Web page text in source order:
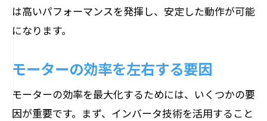
は高いパフォーマンスを発揮し、安定した動作が可能
になります。
モーターの効率を左右する要因
モーターの効率を最大化するためには、いくつかの要
因が重要です。まず、インバータ技術を活用すること